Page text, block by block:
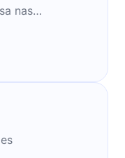
nas
"Vida
suas
mais
Thais nos
vida